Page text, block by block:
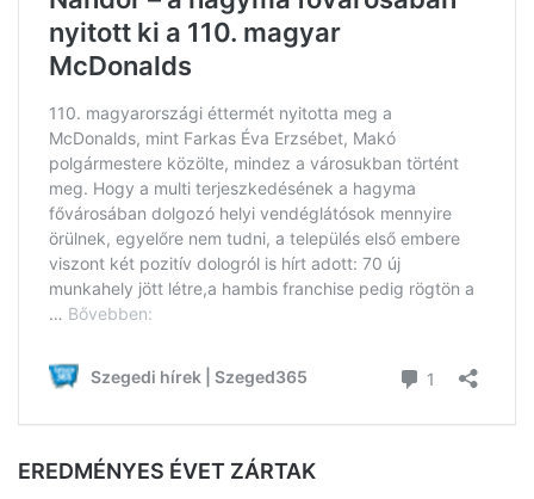
EREDMÉNYES ÉVET ZÁRTAK